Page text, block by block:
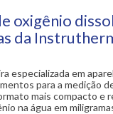
oxigênio
da
especializada em
para a medição
mais compacto e
na água em